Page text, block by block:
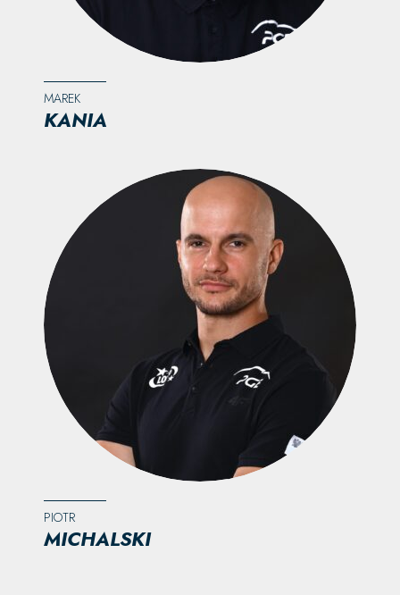
MAREK
KANIA
PIOTR
MICHALSKI